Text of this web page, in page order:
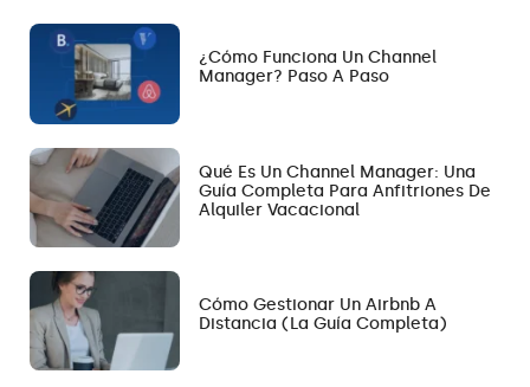
¿Cómo Funciona Un Channel
Manager? Paso A Paso
Qué Es Un Channel Manager: Una
Guía Completa Para Anfitriones De
Alquiler Vacacional
Cómo Gestionar Un Airbnb A
Distancia (la Guía Completa)